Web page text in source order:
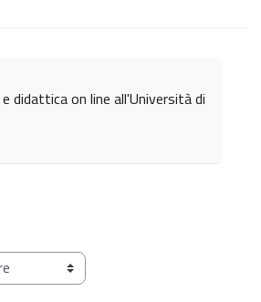
didattica on line all'Università di
questo indice